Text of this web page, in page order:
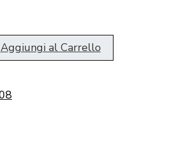
Aggiungi al Carrello